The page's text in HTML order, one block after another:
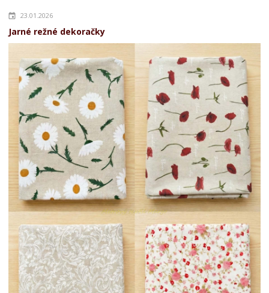
23.01.2026
Jarné režné dekoračky